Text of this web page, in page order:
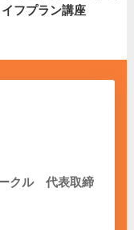
イフプラン講座
クル 代表取締